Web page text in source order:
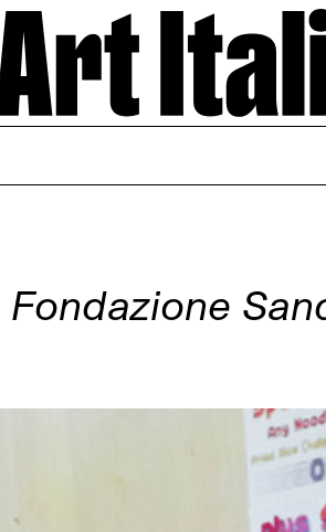
Fondazione